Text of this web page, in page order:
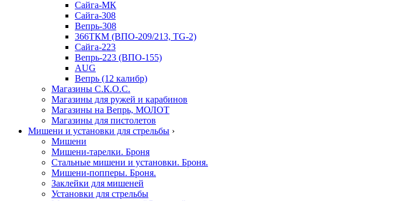
Сайга-МК
Сайга-308
Вепрь-308
366ТКМ (ВПО-209/213, TG-2)
Сайга-223
Вепрь-223 (ВПО-155)
AUG
Вепрь (12 калибр)
Магазины С.К.О.С.
Магазины для ружей и карабинов
Магазины на Вепрь, МОЛОТ
Магазины для пистолетов
Мишени и установки для стрельбы ›
Мишени
Мишени-тарелки. Броня
Стальные мишени и установки. Броня.
Мишени-попперы. Броня.
Заклейки для мишеней
Установки для стрельбы